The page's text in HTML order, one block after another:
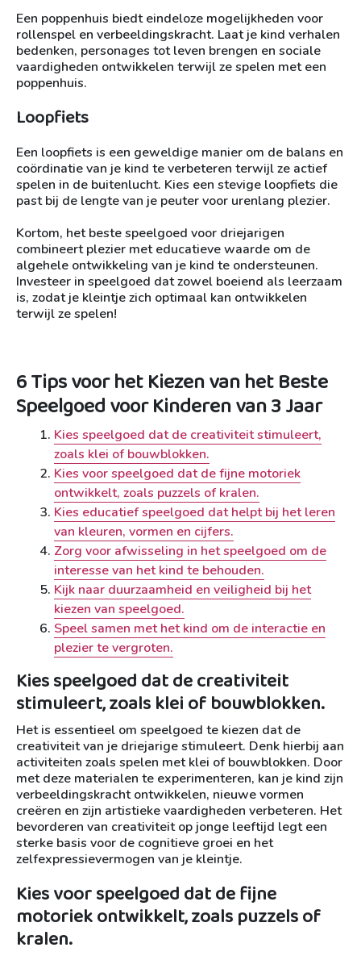
Een poppenhuis biedt eindeloze mogelijkheden voor
rollenspel en verbeeldingskracht. Laat je kind verhalen
bedenken, personages tot leven brengen en sociale
vaardigheden ontwikkelen terwijl ze spelen met een
poppenhuis.
Loopfiets
Een loopfiets is een geweldige manier om de balans en
coördinatie van je kind te verbeteren terwijl ze actief
spelen in de buitenlucht. Kies een stevige loopfiets die
past bij de lengte van je peuter voor urenlang plezier.
Kortom, het beste speelgoed voor driejarigen
combineert plezier met educatieve waarde om de
algehele ontwikkeling van je kind te ondersteunen.
Investeer in speelgoed dat zowel boeiend als leerzaam
is, zodat je kleintje zich optimaal kan ontwikkelen
terwijl ze spelen!
6 Tips voor het Kiezen van het Beste
Speelgoed voor Kinderen van 3 Jaar
Kies speelgoed dat de creativiteit stimuleert,
zoals klei of bouwblokken.
Kies voor speelgoed dat de fijne motoriek
ontwikkelt, zoals puzzels of kralen.
Kies educatief speelgoed dat helpt bij het leren
van kleuren, vormen en cijfers.
Zorg voor afwisseling in het speelgoed om de
interesse van het kind te behouden.
Kijk naar duurzaamheid en veiligheid bij het
kiezen van speelgoed.
Speel samen met het kind om de interactie en
plezier te vergroten.
Kies speelgoed dat de creativiteit
stimuleert, zoals klei of bouwblokken.
Het is essentieel om speelgoed te kiezen dat de
creativiteit van je driejarige stimuleert. Denk hierbij aan
activiteiten zoals spelen met klei of bouwblokken. Door
met deze materialen te experimenteren, kan je kind zijn
verbeeldingskracht ontwikkelen, nieuwe vormen
creëren en zijn artistieke vaardigheden verbeteren. Het
bevorderen van creativiteit op jonge leeftijd legt een
sterke basis voor de cognitieve groei en het
zelfexpressievermogen van je kleintje.
Kies voor speelgoed dat de fijne
motoriek ontwikkelt, zoals puzzels of
kralen.